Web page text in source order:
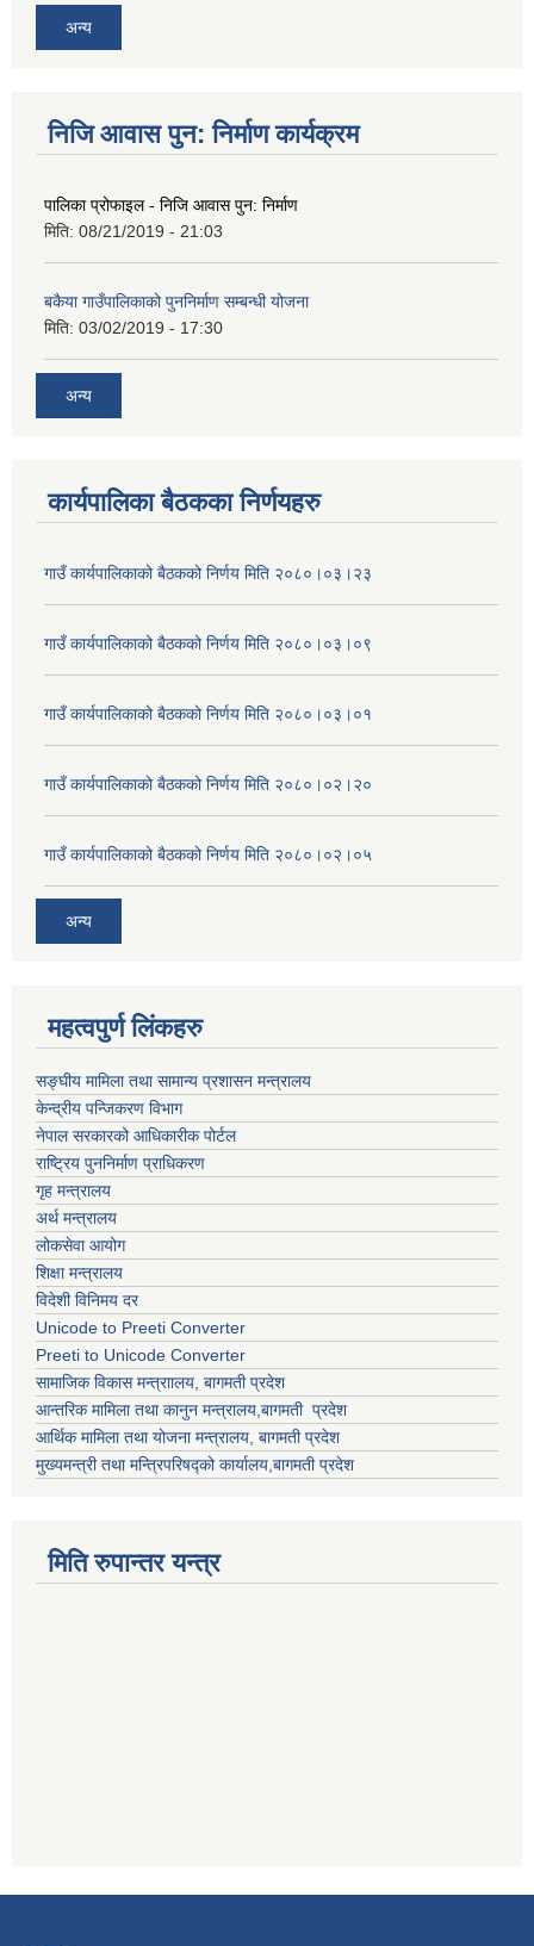
अन्य
निजि आवास पुन: निर्माण कार्यक्रम
पालिका प्रोफाइल - निजि आवास पुन: निर्माण
मिति: 08/21/2019 - 21:03
बकैया गाउँपालिकाको पुननिर्माण सम्बन्धी योजना
मिति: 03/02/2019 - 17:30
अन्य
कार्यपालिका बैठकका निर्णयहरु
गाउँ कार्यपालिकाको बैठकको निर्णय मिति २०८०।०३।२३
गाउँ कार्यपालिकाको बैठकको निर्णय मिति २०८०।०३।०९
गाउँ कार्यपालिकाको बैठकको निर्णय मिति २०८०।०३।०१
गाउँ कार्यपालिकाको बैठकको निर्णय मिति २०८०।०२।२०
गाउँ कार्यपालिकाको बैठकको निर्णय मिति २०८०।०२।०५
अन्य
महत्वपुर्ण लिंकहरु
सङ्घीय मामिला तथा सामान्य प्रशासन मन्त्रालय
केन्द्रीय पन्जिकरण विभाग
नेपाल सरकारको आधिकारीक पोर्टल
राष्ट्रिय पुननिर्माण प्राधिकरण
गृह मन्त्रालय
अर्थ मन्त्रालय
लोकसेवा आयोग
शिक्षा मन्त्रालय
विदेशी विनिमय दर
Unicode to Preeti Converter
Preeti to Unicode Converter
सामाजिक विकास मन्त्राालय, बागमती प्रदेश
आन्तरिक मामिला तथा कानुन मन्त्रालय,बागमती प्रदेश
आर्थिक मामिला तथा योजना मन्त्रालय, बागमती प्रदेश
मुख्यमन्त्री तथा मन्त्रिपरिषद्को कार्यालय,बागमती प्रदेश
मिति रुपान्तर यन्त्र